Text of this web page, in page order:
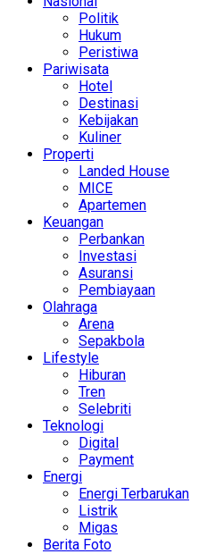
Politik
Hukum
Peristiwa
Pariwisata
Hotel
Destinasi
Kebijakan
Kuliner
Properti
Landed House
MICE
Apartemen
Keuangan
Perbankan
Investasi
Asuransi
Pembiayaan
Olahraga
Arena
Sepakbola
Lifestyle
Hiburan
Tren
Selebriti
Teknologi
Digital
Payment
Energi
Energi Terbarukan
Listrik
Migas
Berita Foto